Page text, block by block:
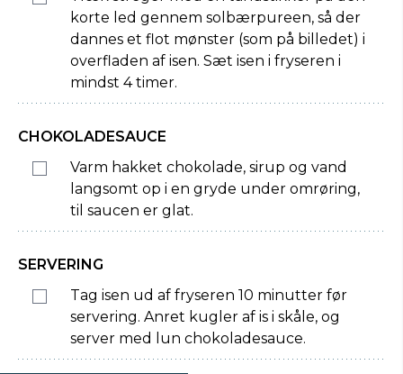
korte led gennem solbærpureen, så der
dannes et flot mønster (som på billedet) i
overfladen af isen. Sæt isen i fryseren i
mindst 4 timer.
CHOKOLADESAUCE
Varm hakket chokolade, sirup og vand
langsomt op i en gryde under omrøring,
til saucen er glat.
SERVERING
Tag isen ud af fryseren 10 minutter før
servering. Anret kugler af is i skåle, og
server med lun chokoladesauce.